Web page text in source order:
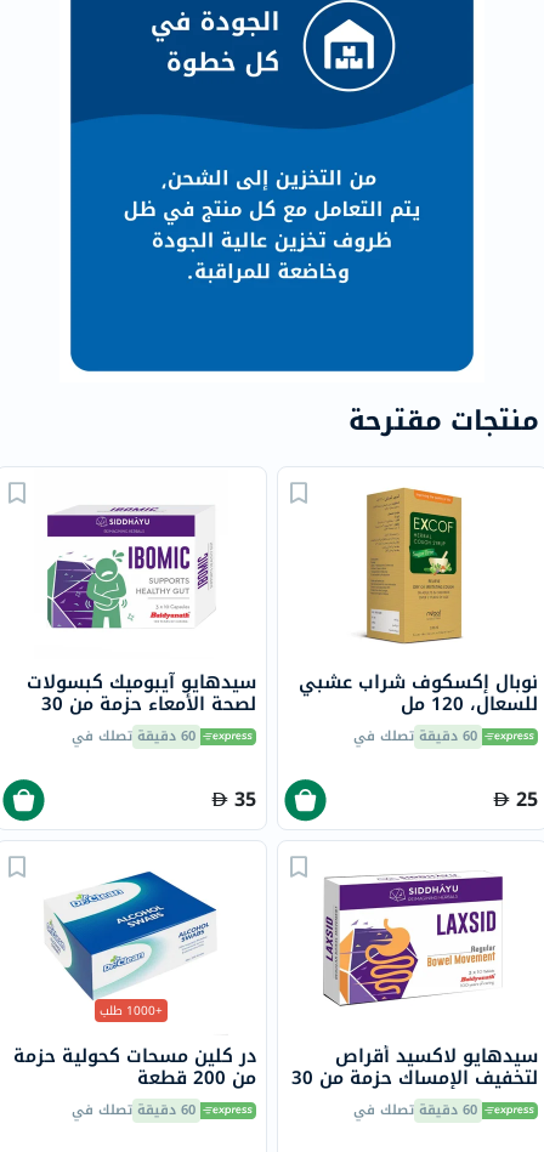
منتجات مقترحة
نوبال إكسكوف شراب عشبي
للسعال، 120 مل
60 دقيقة تصلك في
25
سيدهايو آيبوميك كبسولات
لصحة الأمعاء حزمة من 30
60 دقيقة تصلك في
35
سيدهايو لاكسيد أقراص
لتخفيف الإمساك حزمة من 30
60 دقيقة تصلك في
+1000 طلب
در كلين مسحات كحولية حزمة
من 200 قطعة
60 دقيقة تصلك في